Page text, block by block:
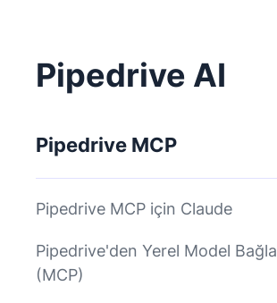
Pipedrive AI
Pipedrive MCP
Pipedrive MCP için Claude
Pipedrive'den Yerel Model
(MCP)